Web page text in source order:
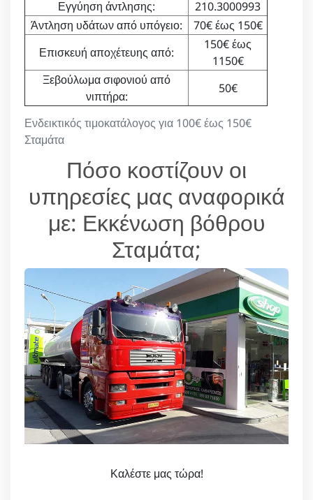
Ενδεικτικός τιμοκατάλογος για 100€ έως 150€
Σταμάτα
Εγγύηση άντλησης:
210.3000993
Άντληση υδάτων από υπόγειο:
70€ έως 150€
Επισκευή αποχέτευης από:
150€ έως
1150€
Ξεβούλωμα σιφονιού από
νιπτήρα:
50€
Πόσο κοστίζουν οι
υπηρεσίες μας αναφορικά
με: Εκκένωση βόθρου
Σταμάτα;
Καλέστε μας τώρα!